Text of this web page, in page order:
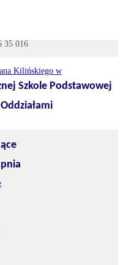
35 016
Szkole Podstawowej